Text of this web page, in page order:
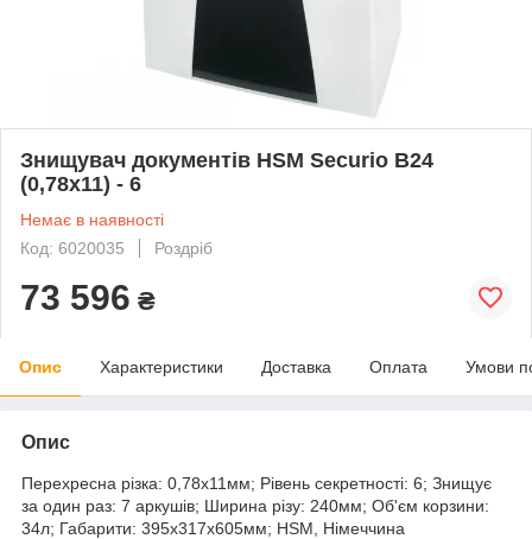
Знищувач документів HSM Securio B24
(0,78х11) - 6
Немає в наявності
Код: 6020035
Роздріб
73 596 ₴
Опис Характеристики Доставка Оплата Умови
Опис
Перехресна різка: 0,78х11мм; Рівень секретності: 6; Знищує
за один раз: 7 аркушів; Ширина різу: 240мм; Об'єм корзини:
34л; Габарити: 395х317х605мм; HSM, Німеччина